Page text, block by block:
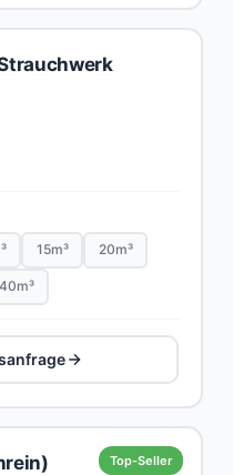
15m³ 20m³
40m³
Top-Seller